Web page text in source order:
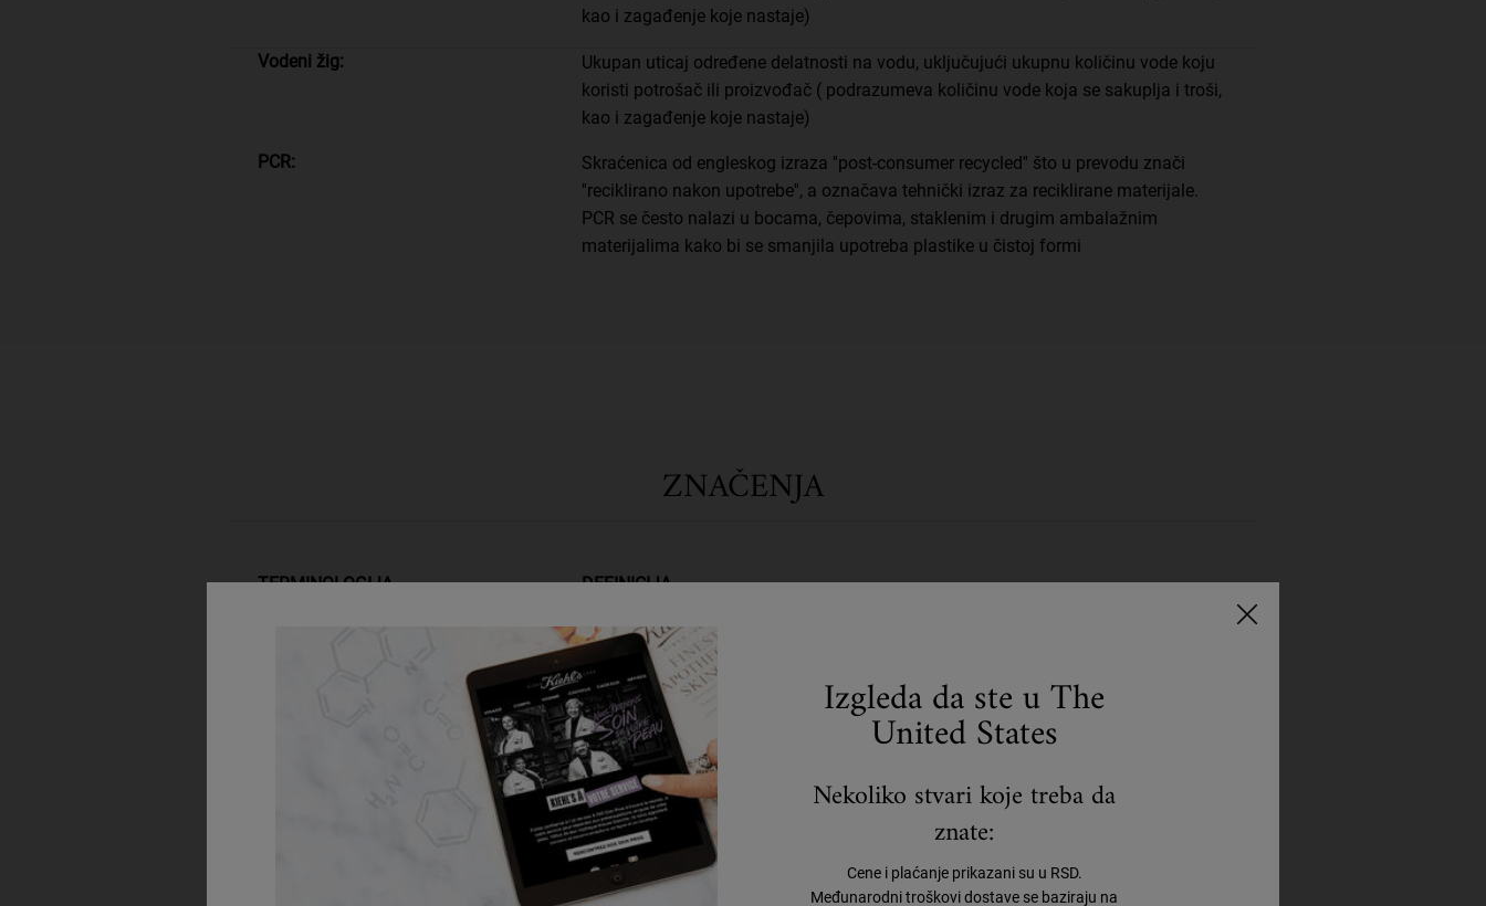
kao i zagađenje koje nastaje)
Vodeni žig:
Ukupan uticaj određene delatnosti na vodu, uključujući ukupnu količinu vode koju
koristi potrošač ili proizvođač ( podrazumeva količinu vode koja se sakuplja i troši,
kao i zagađenje koje nastaje)
PCR:
Skraćenica od engleskog izraza ''post-consumer recycled'' što u prevodu znači
''reciklirano nakon upotrebe'', a označava tehnički izraz za reciklirane materijale.
PCR se često nalazi u bocama, čepovima, staklenim i drugim ambalažnim
materijalima kako bi se smanjila upotreba plastike u čistoj formi
ZNAČENJA
TERMINOLOGIJA DEFINICIJA
Organski proizvodi koji se u vodenoj sredini mogu biološki razgraditi
mikroorganizmima ( prvenstveno bakterijama, kvascima i gljivama ) da bi se dobio
CO2 i voda )
Ukupan uticaj određene delatnosti na vodu, uključujući ukupnu količinu vode koju
koristi potrošač ili proizvođač ( podrazumeva količinu vode koja se sakuplja i troši,
kao i zagađenje koje nastaje)
Materijal sastavljen od preko 50% materijala iz izvora koji se mogu obnoviti ili
ponovo uzgajati, poput biljaka
Izgleda da ste u The
United States
Nekoliko stvari koje treba da
znate:
Cene i plaćanje prikazani su u RSD.
Međunarodni troškovi dostave se baziraju na